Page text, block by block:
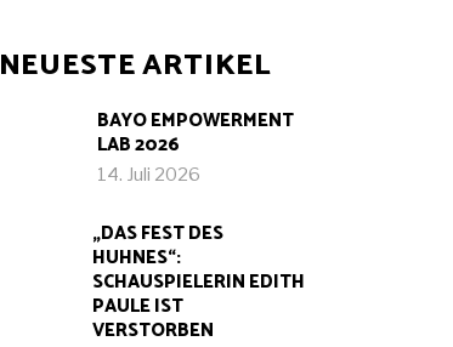
NEUESTE ARTIKEL
BAYO EMPOWERMENT
LAB 2026
14. Juli 2026
„DAS FEST DES
HUHNES“:
SCHAUSPIELERIN EDITH
PAULE IST
VERSTORBEN